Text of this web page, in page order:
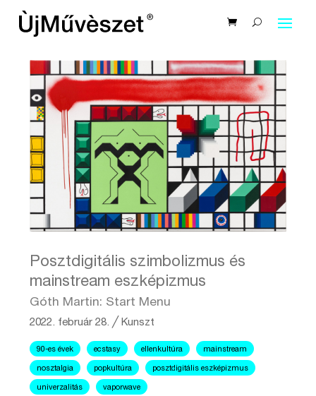
Posztdigitális szimbolizmus és
mainstream eszképizmus
Góth Martin: Start Menu
2022. február 28. ╱ Kunszt
90-es évek ecstasy ellenkultúra mainstream
nosztalgia popkultúra posztdigitális eszképizmus
univerzalitás vaporwave